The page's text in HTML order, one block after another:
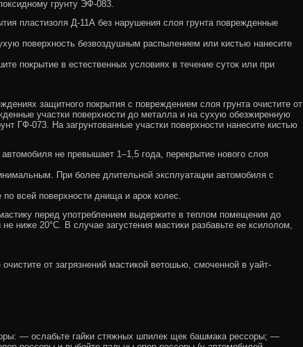
грунту ЭФ-083.
пластизоля Д-11А без нарушения слоя грунта поврежденные
поверхность безвоздушным распылением или кистью нанесите
покрытие в естественных условиях в течение суток или при
защитного покрытия с повреждением слоя грунта очистите от
участки поверхности до металла и на сухую обезжиренную
ГФ-073. На загрунтованные участки поверхности нанесите кистью
не превышает 1–1,5 года, перекрытие нового слоя
При более длительной эксплуатации автомобиля с
всей поверхности днища и арок колес.
перед употреблением выдержите в теплом помещении до
ниже 20°С. В случае загустения мастики разбавьте ее ксилолом,
от загрязнений мастикой ветошью, смоченной в уайт-
— ослабьте гайки стяжных шпилек щек башмака рессоры; —